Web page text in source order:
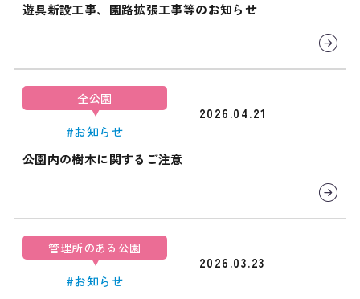
遊具新設工事、園路拡張工事等のお知らせ
全公園
#お知らせ
2026.04.21
公園内の樹木に関するご注意
管理所のある公園
#お知らせ
2026.03.23